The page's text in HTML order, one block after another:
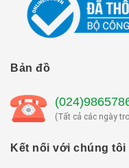
Bản đồ
(Tất cả các ngày
Kết nối với chúng tôi